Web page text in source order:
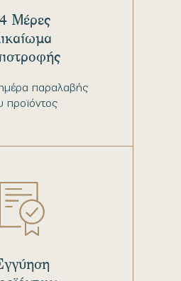
παραλαβής
προϊόντος
Μέρες